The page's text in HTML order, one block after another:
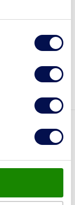
Võta meiega
ühendust